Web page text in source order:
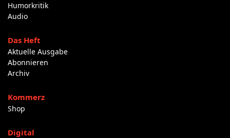
Humorkritik
Audio
Das Heft
Aktuelle Ausgabe
Abonnieren
Archiv
Kommerz
Shop
Digital